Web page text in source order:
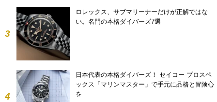
3
ロレックス、サブマリーナーだけが正解ではな
い。名門の本格ダイバーズ7選
4
日本代表の本格ダイバーズ！ セイコー プロスペ
ックス「マリンマスター」で手元に品格と冒険心
を